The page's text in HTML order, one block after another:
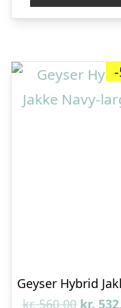
kr.
kr.560,00 Den
kr.